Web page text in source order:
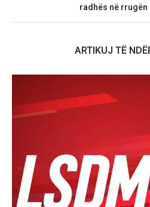
radhës në rrugën
ARTIKUJ TË